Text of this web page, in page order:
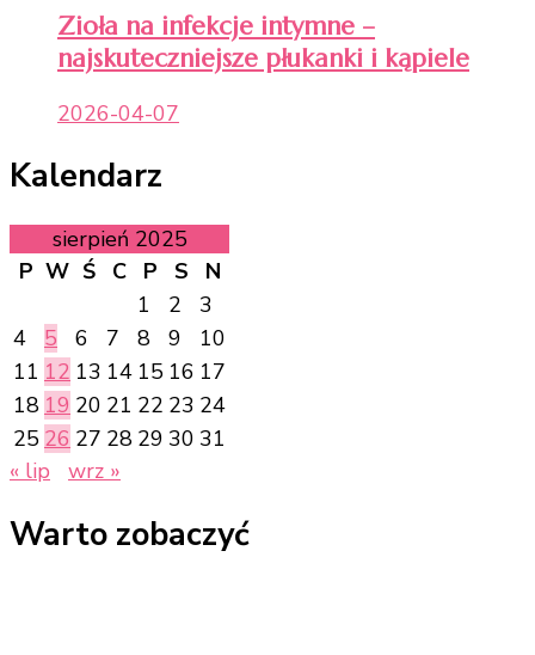
Zioła na infekcje intymne –
najskuteczniejsze płukanki i kąpiele
2026-04-07
Kalendarz
sierpień 2025
P W Ś C P S
N
1
2
3
4
5 6 7 8 9
10
11 12 13 14 15 16 17
18 19 20 21 22 23 24
25 26 27 28 29 30 31
« lip
wrz »
Warto zobaczyć